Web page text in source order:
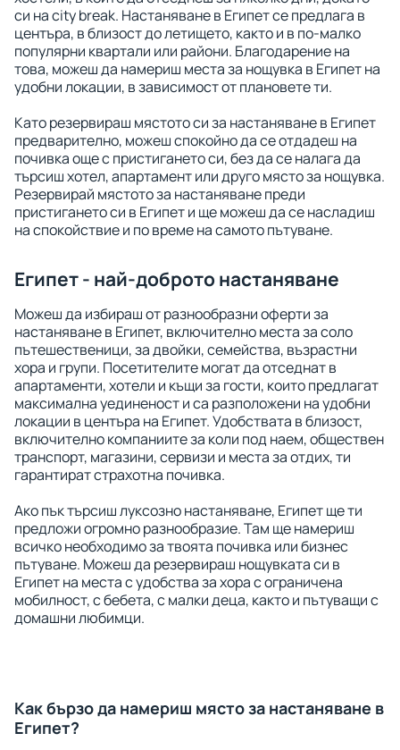
си на city break. Настаняване в Египет се предлага в
центъра, в близост до летището, както и в по-малко
популярни квартали или райони. Благодарение на
това, можеш да намериш места за нощувка в Египет на
удобни локации, в зависимост от плановете ти.
Като резервираш мястото си за настаняване в Египет
предварително, можеш спокойно да се отдадеш на
почивка още с пристигането си, без да се налага да
търсиш хотел, апартамент или друго място за нощувка.
Резервирай мястото за настаняване преди
пристигането си в Египет и ще можеш да се насладиш
на спокойствие и по време на самото пътуване.
Египет - най-доброто настаняване
Можеш да избираш от разнообразни оферти за
настаняване в Египет, включително места за соло
пътешественици, за двойки, семейства, възрастни
хора и групи. Посетителите могат да отседнат в
апартаменти, хотели и къщи за гости, които предлагат
максимална уединеност и са разположени на удобни
локации в центъра на Египет. Удобствата в близост,
включително компаниите за коли под наем, обществен
транспорт, магазини, сервизи и места за отдих, ти
гарантират страхотна почивка.
Ако пък търсиш луксозно настаняване, Египет ще ти
предложи огромно разнообразие. Там ще намериш
всичко необходимо за твоята почивка или бизнес
пътуване. Можеш да резервираш нощувката си в
Египет на места с удобства за хора с ограничена
мобилност, с бебета, с малки деца, както и пътуващи с
домашни любимци.
Как бързо да намериш място за настаняване в
Египет?